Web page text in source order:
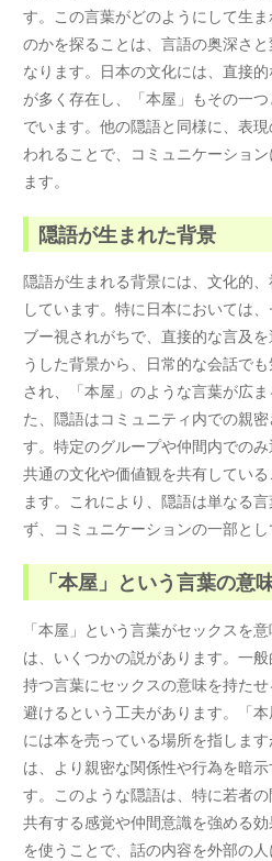
す。この言葉がどのようにして生
のかを探ることは、言語の奥深さ
なります。日本の文化には、直接
が多く存在し、「本屋」もその一
でいます。他の隠語と同様に、表
われることで、コミュニケーショ
ます。
隠語が生まれた背景
隠語が生まれる背景には、文化的
しています。特に日本においては
ブー視されがちで、直接的な言及
うした背景から、日常的な会話で
され、「本屋」のような言葉が広
た、隠語はコミュニティ内での親
す。特定のグループや仲間内でのみ
共通の文化や価値観を共有してい
ます。これにより、隠語は単なる
ず、コミュニケーションの一部とし
「本屋」という言葉の意
「本屋」という言葉がセックスを
は、いくつかの説があります。一
持つ言葉にセックスの意味を持た
避けるという工夫があります。「
には本を売っている場所を指しま
は、より親密な関係性や行為を暗
す。このような隠語は、特に若者
共有する感覚や仲間意識を強める
を使うことで、話の内容を外部の